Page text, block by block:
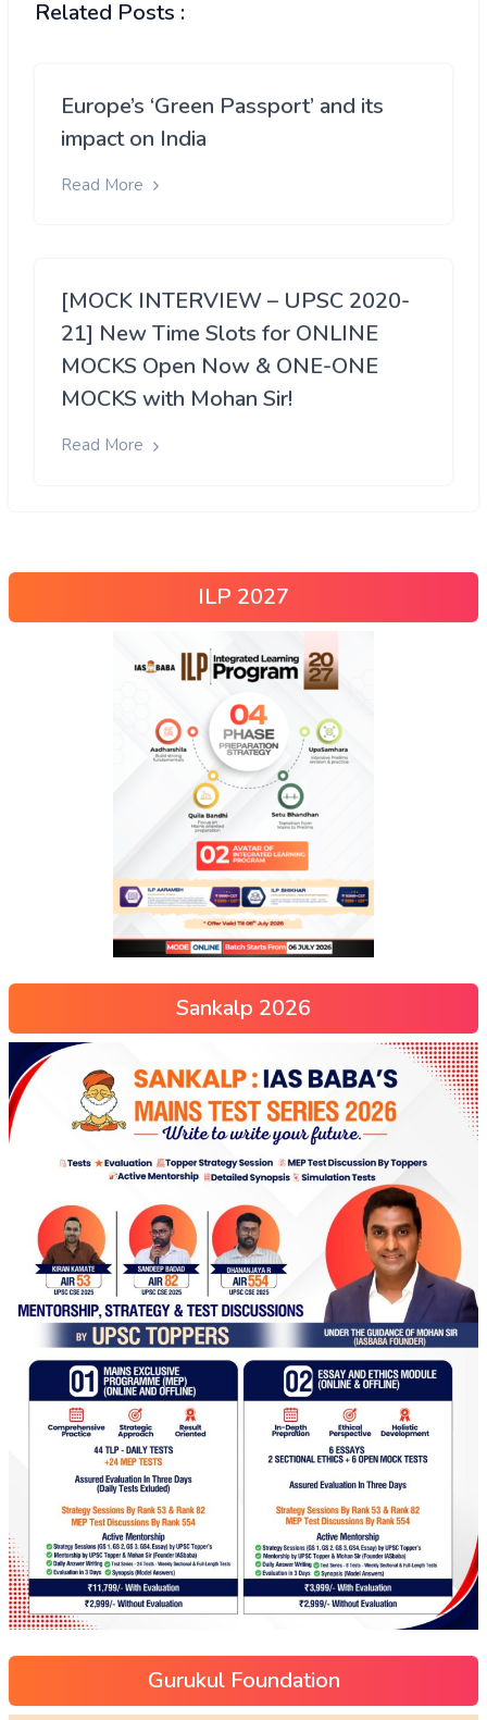
Related Posts :
Europe’s ‘Green Passport’ and its
impact on India
Read More
[MOCK INTERVIEW – UPSC 2020-
21] New Time Slots for ONLINE
MOCKS Open Now & ONE-ONE
MOCKS with Mohan Sir!
Read More
ILP 2027
Sankalp 2026
Gurukul Foundation